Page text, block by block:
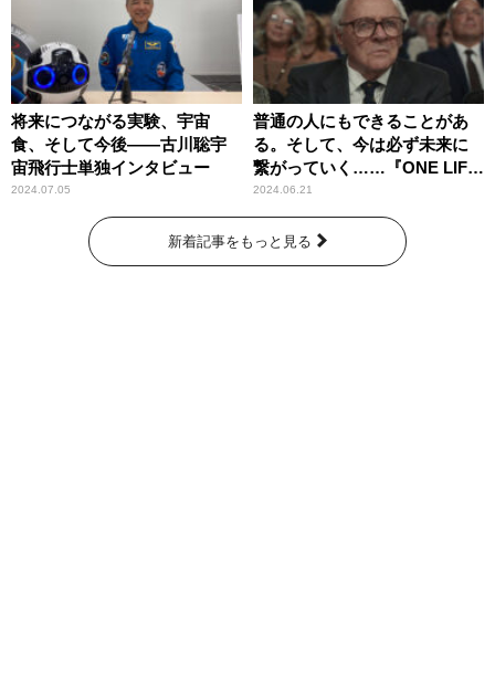
将来につながる実験、宇宙
食、そして今後――古川聡宇
宙飛行士単独インタビュー
2024.07.05
普通の人にもできることがあ
る。そして、今は必ず未来に
繋がっていく……『ONE LIFE
奇跡が繋いだ6000の命』
2024.06.21
新着記事をもっと見る